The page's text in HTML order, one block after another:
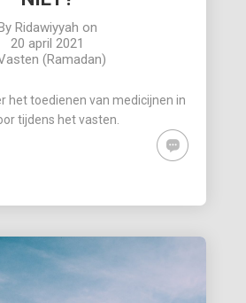
Ridawiyyah on
20 april 2021
(Ramadan)
het toedienen van medicijnen in
tijdens het vasten.